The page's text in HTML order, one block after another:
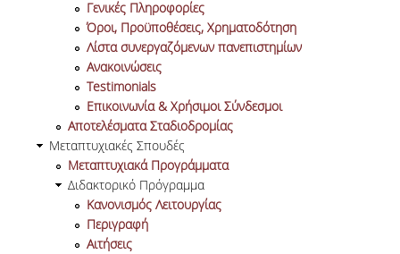
ΣΠΟΥΔΩΝ
ΚΑΤΕΥΘΥΝΣΕΙΣ ΣΠΟΥΔΩΝ & ΔΗΛΩΣΕΙΣ
ΜΑΘΗΜΑΤΩΝ
ΜΑΘΗΜΑΤΑ ΕΠΙΛΟΓΗΣ ΑΠΟ ΑΛΛΑ
ΤΜΗΜΑΤΑ
ΣΥΣΤΗΜΑ ΔΙΔΑΣΚΑΛΙΑΣ ΚΑΙ ΕΞΕΤΑΣΕΩΝ
ΥΠΟΣΤΗΡΙΞΗ ΣΠΟΥΔΩΝ
ΔΙΠΛΩΜΑΤΙΚΗ ΕΡΓΑΣΙΑ
Γενικές Πληροφορίες
Όροι, Προϋποθέσεις, Χρηματοδότηση
Λίστα συνεργαζόμενων πανεπιστημίων
Ανακοινώσεις
Τestimonials
Επικοινωνία & Χρήσιμοι Σύνδεσμοι
Αποτελέσματα Σταδιοδρομίας
Μεταπτυχιακές Σπουδές
Μεταπτυχιακά Προγράμματα
Διδακτορικό Πρόγραμμα
Κανονισμός Λειτουργίας
Περιγραφή
Αιτήσεις